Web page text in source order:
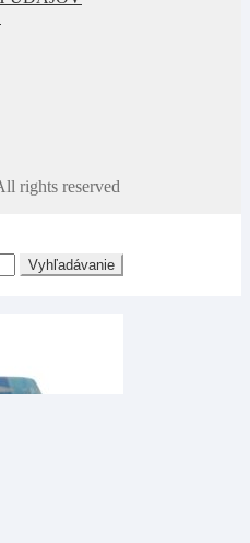
rights reserved
Vyhľadávanie